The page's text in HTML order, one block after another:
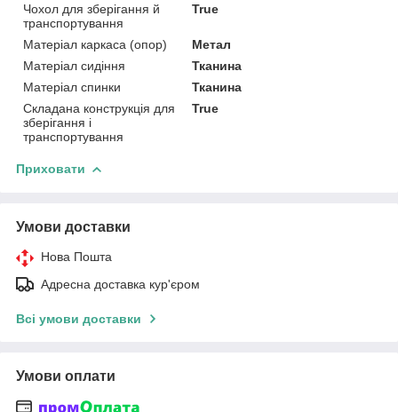
Чохол для зберігання й
транспортування
True
Матеріал каркаса (опор)
Метал
Матеріал сидіння
Тканина
Матеріал спинки
Тканина
Складана конструкція для
зберігання і
транспортування
True
Приховати
Умови доставки
Нова Пошта
Адресна доставка кур'єром
Всі умови доставки
Умови оплати